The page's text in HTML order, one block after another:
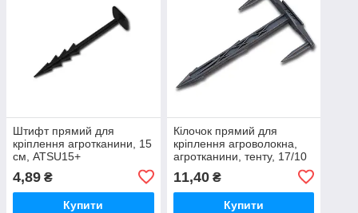
Штифт прямий для
кріплення агротканини, 15
см, ATSU15+
4,89 ₴
Купити
Кілочок прямий для
кріплення агроволокна,
агротканини, тенту, 17/10
11,40₴
Купити